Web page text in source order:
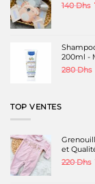
produit
140Dhs
200ml -
280Dhs
TOP VENTES
et
220Dhs